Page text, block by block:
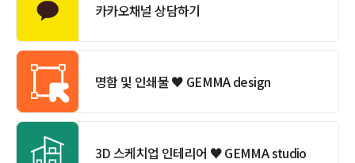
카카오채널 상담하기
명함 및 인쇄물 ♥ GEMMA design
3D 스케치업 인테리어 ♥ GEMMA studio